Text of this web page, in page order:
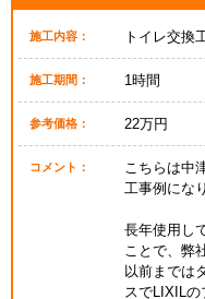
施工内容： トイレ交換
施工期間： 1時間
参考価格： 22万円
コメント：
こちらは中
工事例にな
長年使用し
ことで、弊
以前までは
スでLIXIL